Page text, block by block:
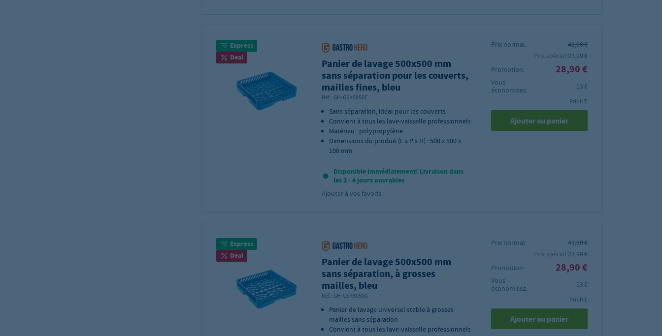
Express
Deal
Panier de lavage 500x500 mm
sans séparation pour les couverts,
mailles fines, bleu
Réf.: GH-GSK5050F
Sans séparation, idéal pour les couverts
Convient à tous les lave-vaisselle professionnels
Matériau : polypropylène
Dimensions du produit (L x P x H) : 500 x 500 x
100 mm
Disponible immédiatement! Livraison dans
les 2 - 4 jours ouvrables
Ajouter à vos favoris
Prix normal:
41,90 €
Prix spécial:23,99 €
Promotion:
28,90 €
Vous
économisez:
13 €
Prix HT,
Ajouter au panier
Express
Deal
Panier de lavage 500x500 mm
sans séparation, à grosses
mailles, bleu
Réf.: GH-GSK5050G
Panier de lavage universel stable à grosses
mailles sans séparation
Convient à tous les lave-vaisselle professionnels
Prix normal:
41,90 €
Prix spécial:23,99 €
Promotion:
28,90 €
Vous
économisez:
13 €
Prix HT,
Ajouter au panier